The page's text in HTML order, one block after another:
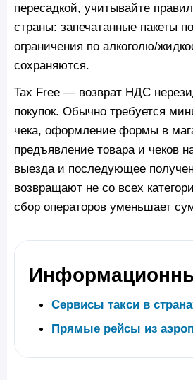
пересадкой, учитывайте
страны: запечатанные пакеты
ограничения по алкоголю/
сохраняются.
Tax Free — возврат НДС
покупок. Обычно требуется
чека, оформление формы в
предъявление товара и чеков
выезда и последующее
возвращают не со всех
сбор операторов уменьшает
Сервисы такси в
Прямые рейсы из